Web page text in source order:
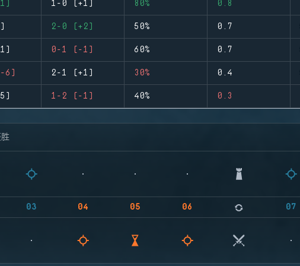
1-0 (+1) 80% 0.8
2-0 (+2) 50% 0.7
0-1 (-1) 60% 0.7
6) 2-1 (+1) 30% 0.4
1-2 (-1) 40% 0.3
03 04 05 06 07